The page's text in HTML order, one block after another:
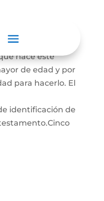
hace este
de edad y por
para hacerlo. El
identificación de